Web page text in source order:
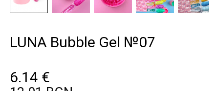
LUNA Bubble Gel №07
6.14 €